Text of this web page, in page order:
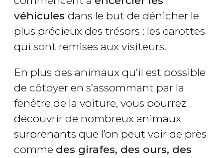
véhicules dans le but de dénicher le
plus précieux des trésors : les carottes
qui sont remises aux visiteurs.
En plus des animaux qu’il est possible
de côtoyer en s’assommant par la
fenêtre de la voiture, vous pourrez
découvrir de nombreux animaux
surprenants que l’on peut voir de près
comme des girafes, des ours, des